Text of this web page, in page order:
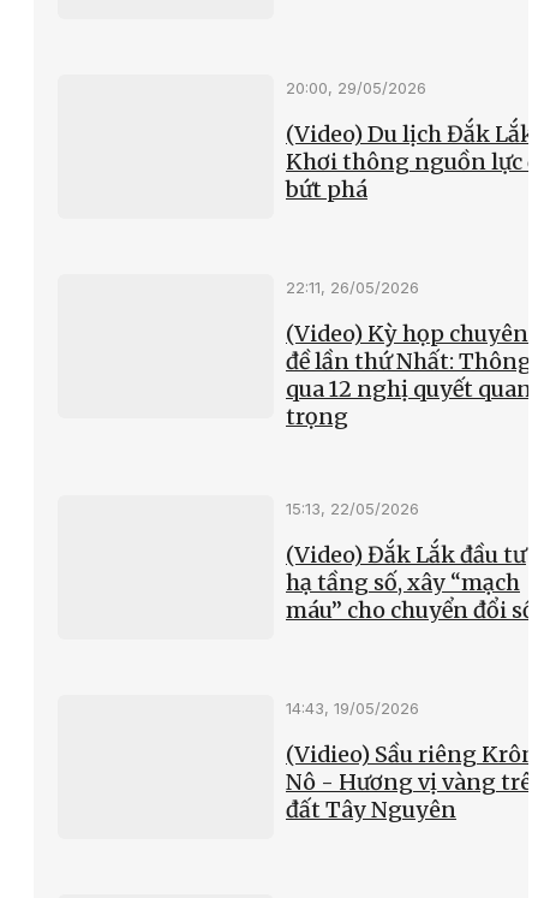
20:00, 29/05/2026
(Video) Du lịch Đắk Lắk:
Khơi thông nguồn lực
bứt phá
22:11, 26/05/2026
(Video) Kỳ họp chuyên
đề lần thứ Nhất: Thông
qua 12 nghị quyết quan
trọng
15:13, 22/05/2026
(Video) Đắk Lắk đầu tư
hạ tầng số, xây “mạch
máu” cho chuyển đổi số
14:43, 19/05/2026
(Vidieo) Sầu riêng
Nô - Hương vị vàng
đất Tây Nguyên